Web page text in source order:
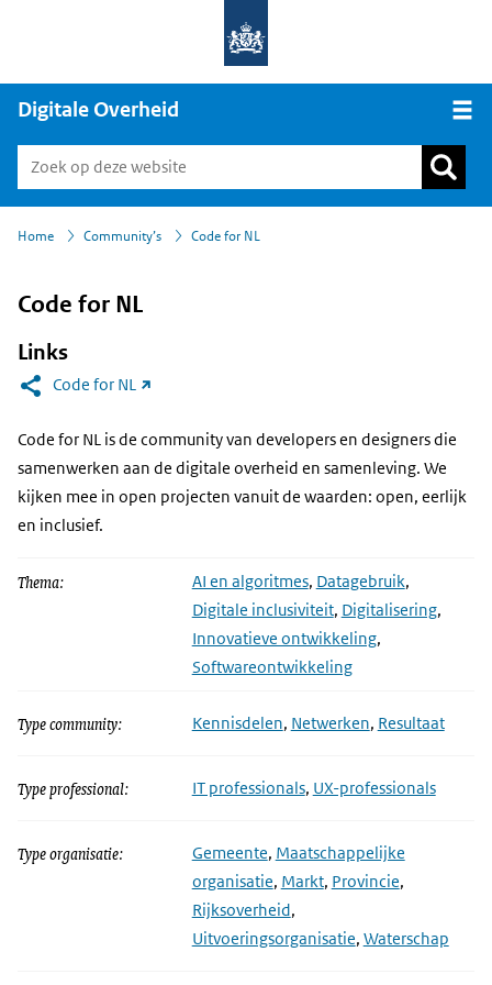
Digitale Overheid
Home
› Community’s Code for NL
Code for NL
Links
Code for NL (link
andere
website)
Code for NL is de community van developers en designers die
samenwerken aan de digitale overheid en samenleving. We
kijken mee in open projecten vanuit de waarden: open, eerlijk
en inclusief.
Thema: AI en algoritmes, Datagebruik,
Digitale inclusiviteit, Digitalisering,
Innovatieve ontwikkeling,
Softwareontwikkeling
Type community: Kennisdelen, Netwerken, Resultaat
Type professional: IT professionals, UX-professionals
Type organisatie: Gemeente, Maatschappelijke
organisatie, Markt, Provincie,
Rijksoverheid,
Uitvoeringsorganisatie, Waterschap